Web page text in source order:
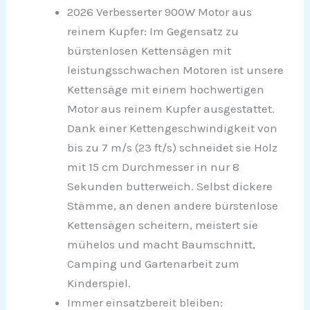
2026 Verbesserter 900W Motor aus
reinem Kupfer: Im Gegensatz zu
bürstenlosen Kettensägen mit
leistungsschwachen Motoren ist unsere
Kettensäge mit einem hochwertigen
Motor aus reinem Kupfer ausgestattet.
Dank einer Kettengeschwindigkeit von
bis zu 7 m/s (23 ft/s) schneidet sie Holz
mit 15 cm Durchmesser in nur 8
Sekunden butterweich. Selbst dickere
Stämme, an denen andere bürstenlose
Kettensägen scheitern, meistert sie
mühelos und macht Baumschnitt,
Camping und Gartenarbeit zum
Kinderspiel.
Immer einsatzbereit bleiben: